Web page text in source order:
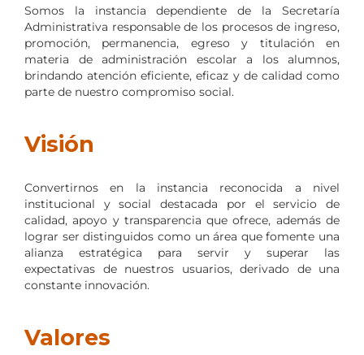
Somos la instancia dependiente de la Secretaría
Administrativa responsable de los procesos de ingreso,
promoción, permanencia, egreso y titulación en
materia de administración escolar a los alumnos,
brindando atención eficiente, eficaz y de calidad como
parte de nuestro compromiso social.
Visión
Convertirnos en la instancia reconocida a nivel
institucional y social destacada por el servicio de
calidad, apoyo y transparencia que ofrece, además de
lograr ser distinguidos como un área que fomente una
alianza estratégica para servir y superar las
expectativas de nuestros usuarios, derivado de una
constante innovación.
Valores